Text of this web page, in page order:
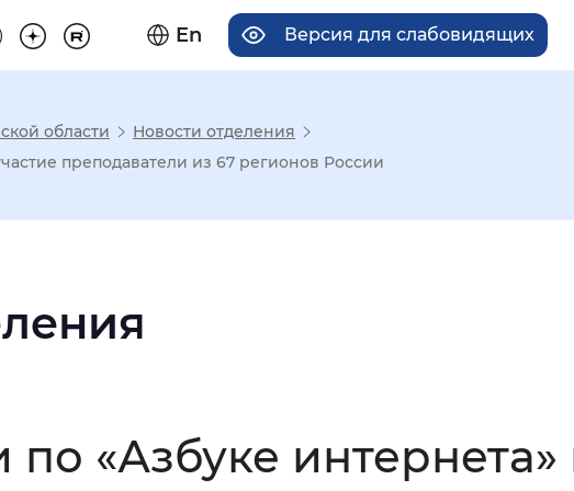
En Версия для слабовидящих
отображения
Увеличенный
области
Новости отделения
преподаватели из 67 регионов России
«Азбуке